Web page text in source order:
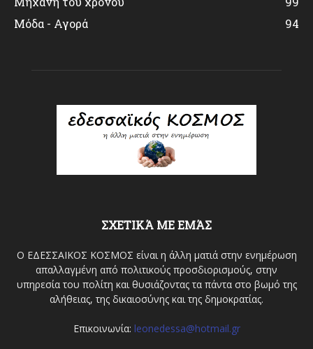
Μόδα - Αγορά
94
ΣΧΕΤΙΚΆ ΜΕ ΕΜΆΣ
Ο ΕΔΕΣΣΑΙΚΟΣ ΚΟΣΜΟΣ είναι η άλλη ματιά στην ενημέρωση
απαλλαγμένη από πολιτικούς προσδιορισμούς, στην
υπηρεσία του πολίτη και θυσιάζοντας τα πάντα στο βωμό της
αλήθειας, της δικαιοσύνης και της δημοκρατίας.
Επικοινωνία: leonedessa@hotmail.gr